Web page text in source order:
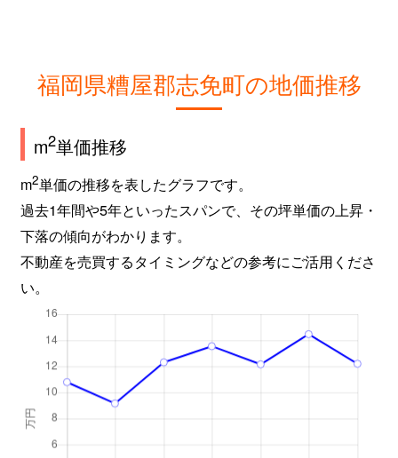
福岡県糟屋郡志免町の地価推移
m2単価推移
m2単価の推移を表したグラフです。
過去1年間や5年といったスパンで、その坪単価の上昇・
下落の傾向がわかります。
不動産を売買するタイミングなどの参考にご活用くださ
い。